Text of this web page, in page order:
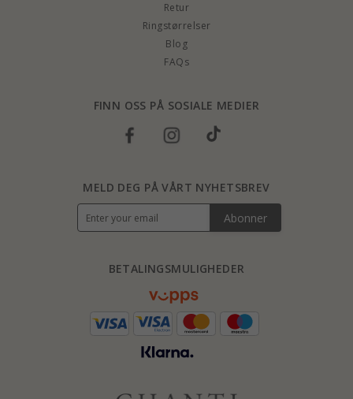
Retur
Ringstørrelser
Blog
FAQs
FINN OSS PÅ SOSIALE MEDIER
BETALINGSMULIGHEDER
MELD DEG PÅ VÅRT NYHETSBREV
Abonner